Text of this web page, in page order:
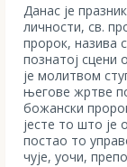
Данас је
личности, св.
пророк, назива
познатој сцени
је молитвом
његове жртве
божански
јесте то што је
постао то
чује, уочи,